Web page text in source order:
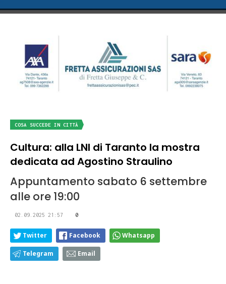
COSA SUCCEDE IN CITTÀ
Cultura: alla LNI di Taranto la mostra
dedicata ad Agostino Straulino
Appuntamento sabato 6 settembre
alle ore 19:00
02.09.2025 21:57 0
Twitter Facebook Whatsapp
Telegram Email